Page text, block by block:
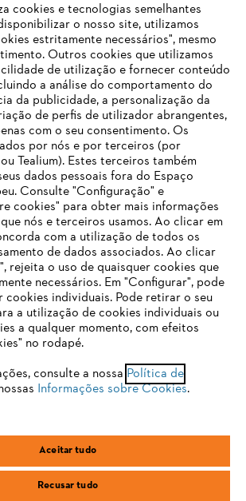
Opções de pagamento
de venda Proteção de Dados
NÃO SUPORTA
que ainda não suportamos. Para
de nosso site, recomendamos que altere
navegadores:
chrome
edge
cookies e tecnologias semelhantes
o nosso site, utilizamos
estritamente necessários", mesmo
Outros cookies que utilizamos
de utilização e fornecer conteúdo
a análise do comportamento do
da publicidade, a personalização da
de perfis de utilizador abrangentes,
com o seu consentimento. Os
por nós e por terceiros (por
Tealium). Estes terceiros também
dados pessoais fora do Espaço
Consulte "Configuração" e
cookies" para obter mais informações
nós e terceiros usamos. Ao clicar em
com a utilização de todos os
de dados associados. Ao clicar
rejeita o uso de quaisquer cookies que
necessários. Em "Configurar", pode
individuais. Pode retirar o seu
a utilização de cookies individuais ou
a qualquer momento, com efeitos
no rodapé.
consulte a nossa Política de
Informações sobre Cookies.
Aceitar tudo
Recusar tudo